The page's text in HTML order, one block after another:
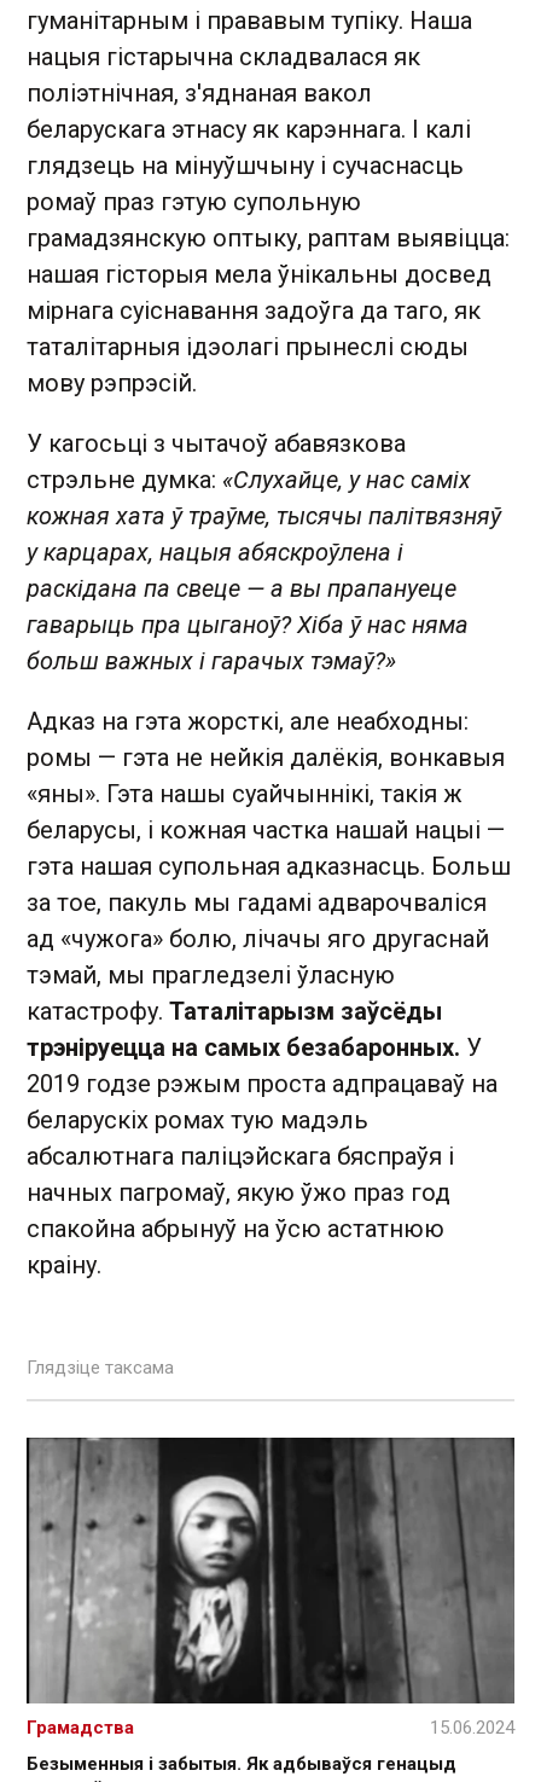
гуманітарным і прававым тупіку. Наша
нацыя гістарычна складвалася як
поліэтнічная, з'яднаная вакол
беларускага этнасу як карэннага. І калі
глядзець на мінуўшчыну і сучаснасць
ромаў праз гэтую супольную
грамадзянскую оптыку, раптам выявіцца:
нашая гісторыя мела ўнікальны досвед
мірнага суіснавання задоўга да таго, як
таталітарныя ідэолагі прынеслі сюды
мову рэпрэсій.
У кагосьці з чытачоў абавязкова
стрэльне думка: «Слухайце, у нас саміх
кожная хата ў траўме, тысячы палітвязняў
у карцарах, нацыя абяскроўлена і
раскідана па свеце — а вы прапануеце
гаварыць пра цыганоў? Хіба ў нас няма
больш важных і гарачых тэмаў?»
Адказ на гэта жорсткі, але неабходны:
ромы — гэта не нейкія далёкія, вонкавыя
«яны». Гэта нашы суайчыннікі, такія ж
беларусы, і кожная частка нашай нацыі —
гэта нашая супольная адказнасць. Больш
за тое, пакуль мы гадамі адварочваліся
ад «чужога» болю, лічачы яго другаснай
тэмай, мы прагледзелі ўласную
катастрофу. Таталітарызм заўсёды
трэніруецца на самых безабаронных. У
2019 годзе рэжым проста адпрацаваў на
беларускіх ромах тую мадэль
абсалютнага паліцэйскага бяспраўя і
начных пагромаў, якую ўжо праз год
спакойна абрынуў на ўсю астатнюю
краіну.
Глядзіце таксама
Безыменныя і забытыя. Як адбываўся генацыд
Грамадства 15.06.2024